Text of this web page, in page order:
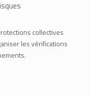
collectives
les vérifications